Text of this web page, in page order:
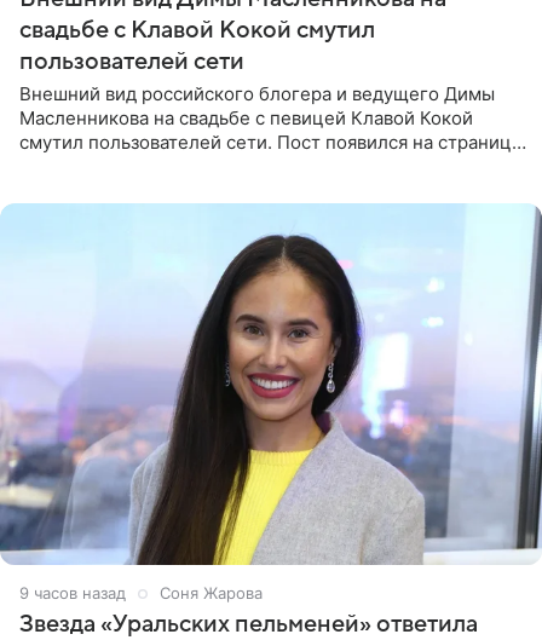
свадьбе с Клавой Кокой смутил
пользователей сети
Внешний вид российского блогера и ведущего Димы
Масленникова на свадьбе с певицей Клавой Кокой
смутил пользователей сети. Пост появился на странице
9 часов назад Соня Жарова
Звезда «Уральских пельменей» ответила